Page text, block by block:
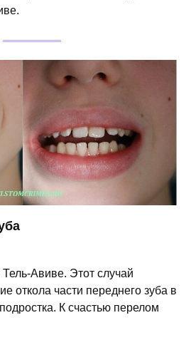
Авиве. Этот случай
откола части переднего зуба в
К счастью перелом